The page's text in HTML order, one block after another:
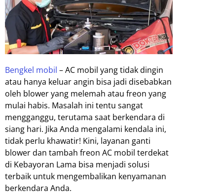
Bengkel mobil – AC mobil yang tidak dingin
atau hanya keluar angin bisa jadi disebabkan
oleh blower yang melemah atau freon yang
mulai habis. Masalah ini tentu sangat
mengganggu, terutama saat berkendara di
siang hari. Jika Anda mengalami kendala ini,
tidak perlu khawatir! Kini, layanan ganti
blower dan tambah freon AC mobil terdekat
di Kebayoran Lama bisa menjadi solusi
terbaik untuk mengembalikan kenyamanan
berkendara Anda.